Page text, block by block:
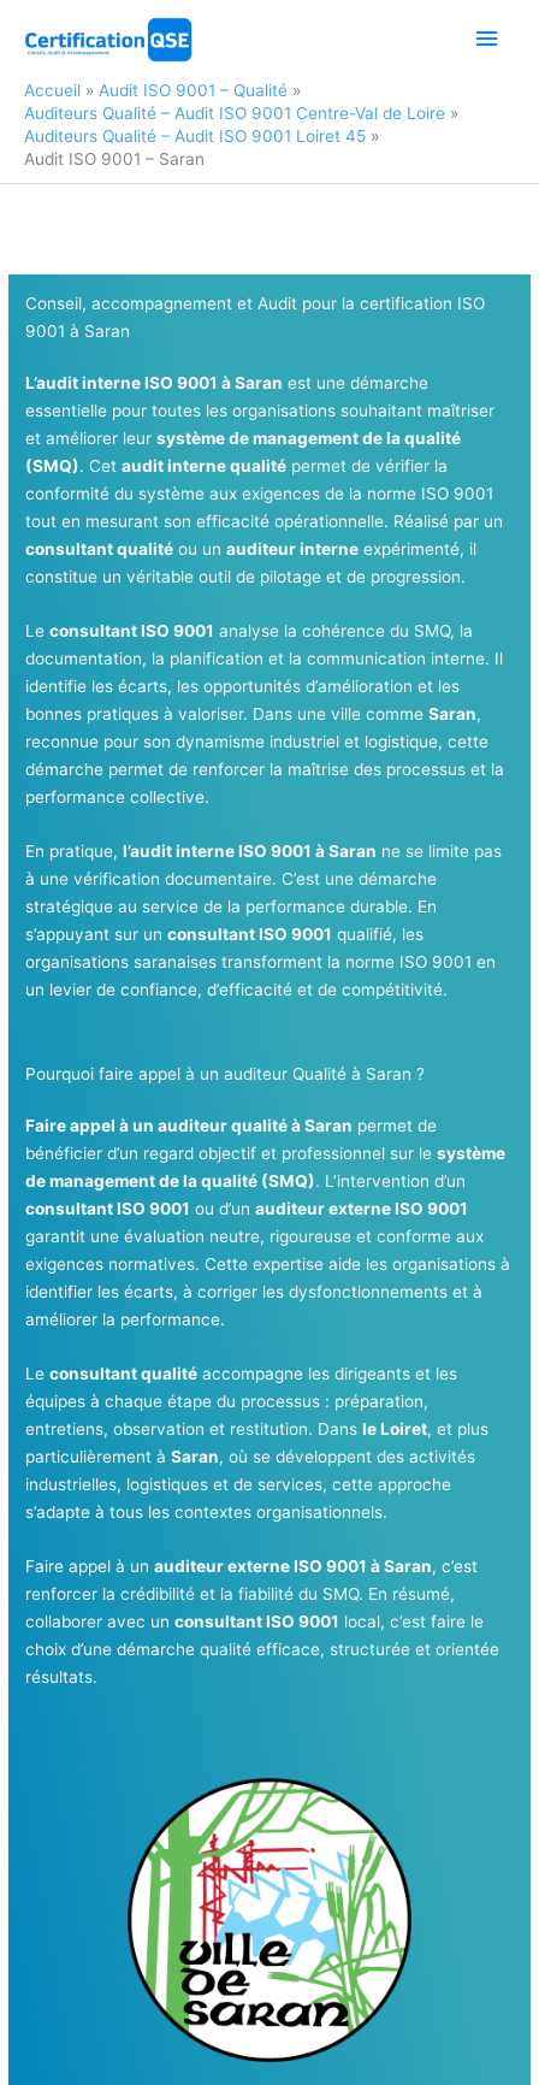
Accueil
Audit ISO 9001 – Qualité
Auditeurs Qualité – Audit ISO 9001 Centre-Val de Loire
Auditeurs Qualité – Audit ISO 9001 Loiret 45
Audit ISO 9001 – Saran
Conseil, accompagnement et Audit pour la certification ISO
9001 à Saran
L’audit interne ISO 9001 à Saran est une démarche
essentielle pour toutes les organisations souhaitant maîtriser
et améliorer leursystème de management de la qualité
(SMQ). Cetaudit interne qualité permet de vérifier la
conformité du système aux exigences de la norme ISO 9001
tout en mesurant son efficacité opérationnelle. Réalisé par un
consultant qualité ou unauditeur interne expérimenté, il
constitue un véritable outil de pilotage et de progression.
Leconsultant ISO 9001 analyse la cohérence du SMQ, la
documentation, la planification et la communication interne. Il
identifie les écarts, les opportunités d’amélioration et les
bonnes pratiques à valoriser. Dans une ville commeSaran,
reconnue pour son dynamisme industriel et logistique, cette
démarche permet de renforcer la maîtrise des processus et la
performance collective.
En pratique,l’audit interne ISO 9001 à Saran ne se limite pas
à une vérification documentaire. C’est une démarche
stratégique au service de la performance durable. En
s’appuyant sur unconsultant ISO 9001 qualifié, les
organisations saranaises transforment la norme ISO 9001 en
un levier de confiance, d’efficacité et de compétitivité.
Pourquoi faire appel à un auditeur Qualité à Saran ?
Faire appel à un auditeur qualité à Saran permet de
bénéficier d’un regard objectif et professionnel sur lesystème
de management de la qualité (SMQ). L’intervention d’un
consultant ISO 9001 ou d’unauditeur externe ISO 9001
garantit une évaluation neutre, rigoureuse et conforme aux
exigences normatives. Cette expertise aide les organisations à
identifier les écarts, à corriger les dysfonctionnements et à
améliorer la performance.
Leconsultant qualité accompagne les dirigeants et les
équipes à chaque étape du processus : préparation,
entretiens, observation et restitution. Dansle Loiret, et plus
particulièrement àSaran, où se développent des activités
industrielles, logistiques et de services, cette approche
s’adapte à tous les contextes organisationnels.
Faire appel à unauditeur externe ISO 9001 à Saran, c’est
renforcer la crédibilité et la fiabilité du SMQ. En résumé,
collaborer avec unconsultant ISO 9001 local, c’est faire le
choix d’une démarche qualité efficace, structurée et orientée
résultats.